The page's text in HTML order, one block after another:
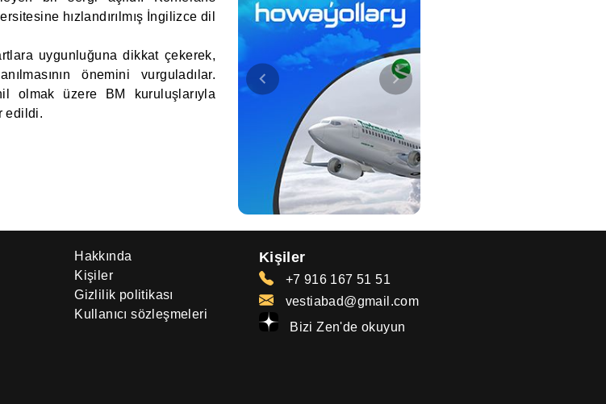
hızlandırılmış İngilizce dil
uygunluğuna dikkat çekerek,
önemini vurguladılar.
olmak üzere BM kuruluşlarıyla
edildi.
Hakkında
Kişiler
Gizlilik politikası
Kullanıcı sözleşmeleri
Kişiler
+7 916 167 51 51
vestiabad@gmail.com
Bizi Zen'de okuyun